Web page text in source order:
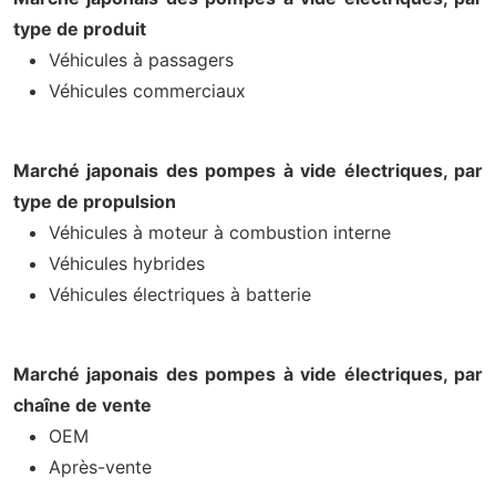
type de produit
Véhicules à passagers
Véhicules commerciaux
Marché japonais des pompes à vide électriques, par
type de propulsion
Véhicules à moteur à combustion interne
Véhicules hybrides
Véhicules électriques à batterie
Marché japonais des pompes à vide électriques, par
chaîne de vente
OEM
Après-vente